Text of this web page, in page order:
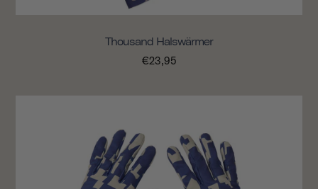
Thousand Halswärmer
€23,95